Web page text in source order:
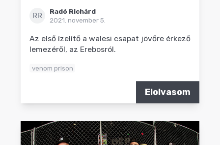
RR
Radó Richárd
2021. november 5.
Az első ízelítő a walesi csapat jövőre érkező
lemezéről, az Erebosról.
venom prison
Elolvasom